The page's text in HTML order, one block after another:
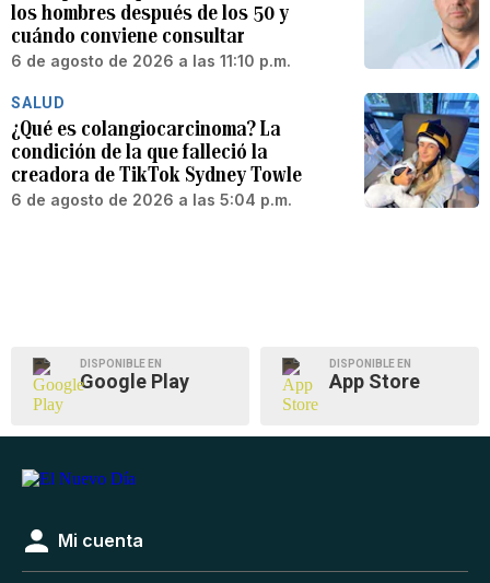
los hombres después de los 50 y
cuándo conviene consultar
6 de agosto de 2026 a las 11:10 p.m.
SALUD
¿Qué es colangiocarcinoma? La
condición de la que falleció la
creadora de TikTok Sydney Towle
6 de agosto de 2026 a las 5:04 p.m.
DISPONIBLE EN
Google Play
DISPONIBLE EN
App Store
Mi cuenta